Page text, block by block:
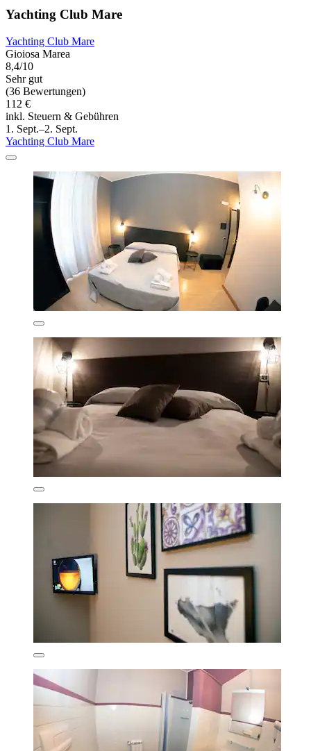
Yachting Club Mare
Yachting Club Mare
Gioiosa Marea
8,4/10
Sehr gut
(36 Bewertungen)
112 €
inkl. Steuern & Gebühren
1. Sept.–2. Sept.
Yachting Club Mare